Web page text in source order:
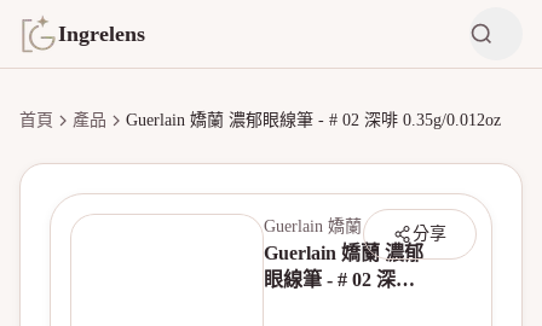
Ingrelens
首頁 產品 Guerlain 嬌蘭 濃郁眼線筆 - # 02 深啡 0.35g/0.012oz
分享
Guerlain 嬌蘭
Guerlain 嬌蘭 濃郁
眼線筆 - # 02 深啡